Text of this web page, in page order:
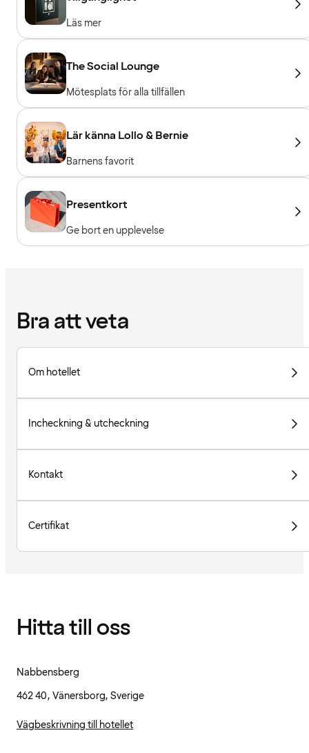
Läs mer
The Social Lounge
Mötesplats för alla tillfällen
Lär känna Lollo & Bernie
Barnens favorit
Presentkort
Ge bort en upplevelse
Bra att veta
Om hotellet
Incheckning & utcheckning
Kontakt
Certifikat
Hitta till oss
Nabbensberg
462 40, Vänersborg, Sverige
Vägbeskrivning till hotellet